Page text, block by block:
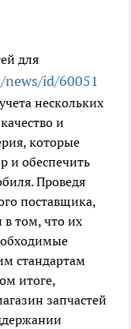
для
id/60051
нескольких
и
которые
и обеспечить
Проведя
поставщика,
в том, что их
стандартам
итоге,
запчастей